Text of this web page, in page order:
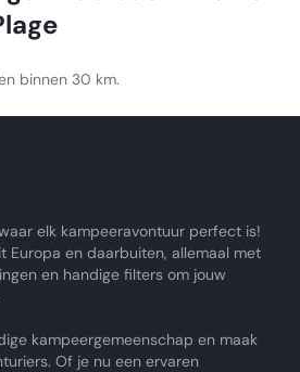
binnen 30 km.
elk kampeeravontuur perfect is!
Europa en daarbuiten, allemaal met
en handige filters om jouw
kampeergemeenschap en maak
Of je nu een ervaren